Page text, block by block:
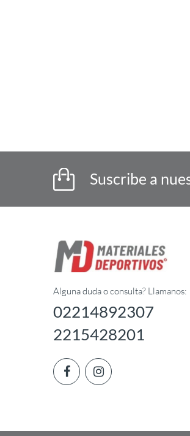
Suscribe a
Alguna duda o consulta? Llamanos:
02214892307
2215428201